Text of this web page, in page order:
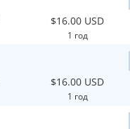
$16.00 USD
1 год
$16.00 USD
1 год